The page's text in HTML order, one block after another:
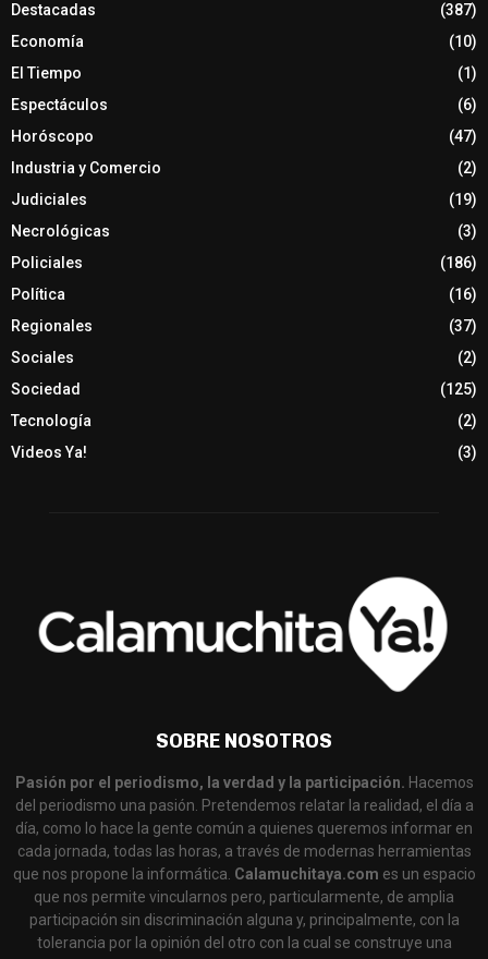
Destacadas
(387)
Economía
(10)
El Tiempo
(1)
Espectáculos
(6)
Horóscopo
(47)
Industria y Comercio
(2)
Judiciales
(19)
Necrológicas
(3)
Policiales
(186)
Política
(16)
Regionales
(37)
Sociales
(2)
Sociedad
(125)
Tecnología
(2)
Videos Ya!
(3)
SOBRE NOSOTROS
Pasión por el periodismo, la verdad y la participación. Hacemos
del periodismo una pasión. Pretendemos relatar la realidad, el día a
día, como lo hace la gente común a quienes queremos informar en
cada jornada, todas las horas, a través de modernas herramientas
que nos propone la informática. Calamuchitaya.com es un espacio
que nos permite vincularnos pero, particularmente, de amplia
participación sin discriminación alguna y, principalmente, con la
tolerancia por la opinión del otro con la cual se construye una